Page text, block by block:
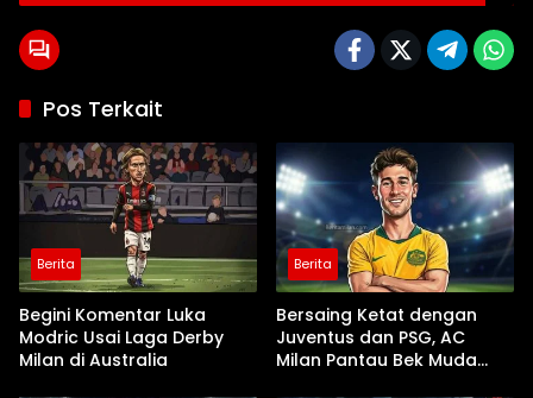
Pos Terkait
Berita
Begini Komentar Luka
Modric Usai Laga Derby
Milan di Australia
Berita
Bersaing Ketat dengan
Juventus dan PSG, AC
Milan Pantau Bek Muda